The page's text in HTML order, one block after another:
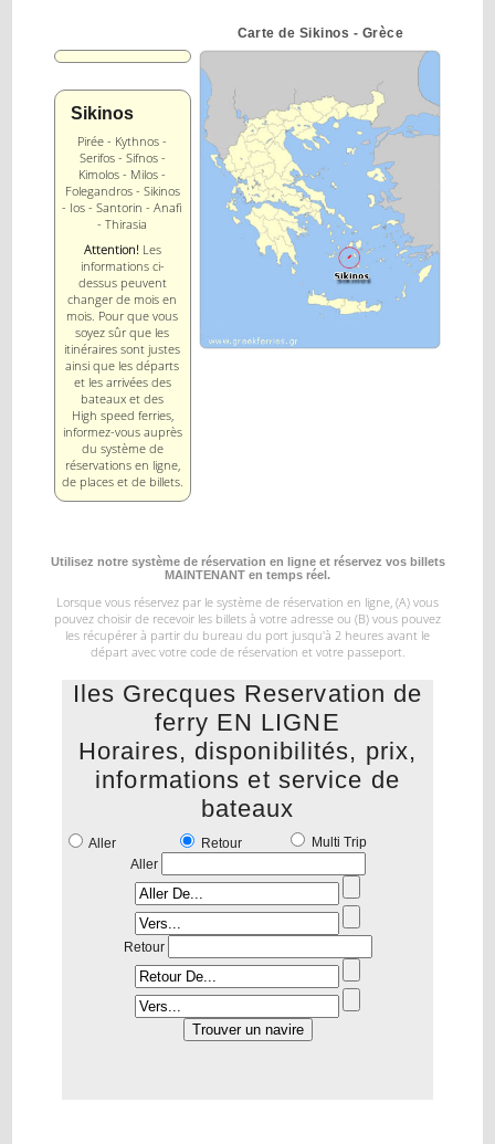
Sikinos
Pirée - Kythnos -
Serifos - Sifnos -
Kimolos - Milos -
Folegandros - Sikinos
- Ios - Santorin - Anafi
- Thirasia
Attention! Les
informations ci-
dessus peuvent
changer de mois en
mois. Pour que vous
soyez sûr que les
itinéraires sont justes
ainsi que les départs
et les arrivées des
bateaux et des
High speed ferries,
informez-vous auprès
du système de
réservations en ligne,
de places et de billets.
Carte de Sikinos - Grèce
Utilisez notre système de réservation en ligne et réservez vos billets
MAINTENANT en temps réel.
Lorsque vous réservez par le système de réservation en ligne, (A) vous
pouvez choisir de recevoir les billets à votre adresse ou (B) vous pouvez
les récupérer à partir du bureau du port jusqu'à 2 heures avant le
départ avec votre code de réservation et votre passeport.
Iles Grecques Reservation de
ferry EN LIGNE
Horaires, disponibilités, prix,
informations et service de
bateaux
Aller Retour
Multi Trip
Aller
Retour